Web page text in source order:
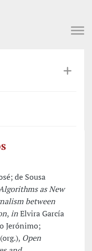
de Sousa
as New
between
,inElvira García
Jerónimo;
Open